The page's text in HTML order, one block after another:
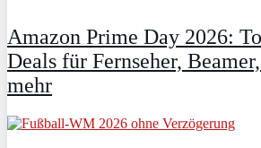
Amazon Prime Day 2026:
Deals für Fernseher,
mehr